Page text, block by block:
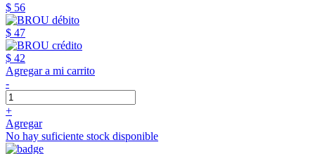
$ 56
$ 47
$ 42
Agregar a mi carrito
-
+
Agregar
No hay suficiente stock disponible